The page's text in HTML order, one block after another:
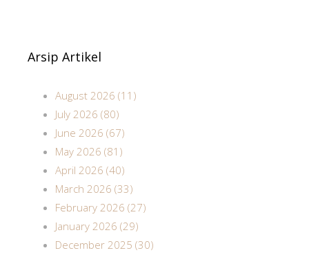
Arsip Artikel
August 2026 (11)
July 2026 (80)
June 2026 (67)
May 2026 (81)
April 2026 (40)
March 2026 (33)
February 2026 (27)
January 2026 (29)
December 2025 (30)